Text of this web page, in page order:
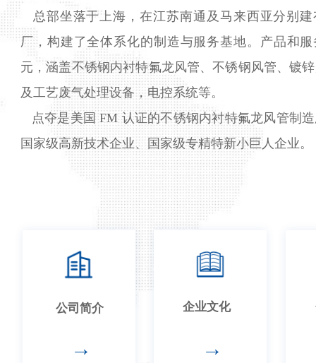
总部坐落于上海，在江苏南通及马来西亚分别建
厂，构建了全体系化的制造与服务基地。产品和
元，涵盖不锈钢内衬特氟龙风管、不锈钢风管、镀
及工艺废气处理设备，电控系统等。
点夺是美国 FM 认证的不锈钢内衬特氟龙风管制
国家级高新技术企业、国家级专精特新小巨人企业。
公司简介
→
企业文化
→